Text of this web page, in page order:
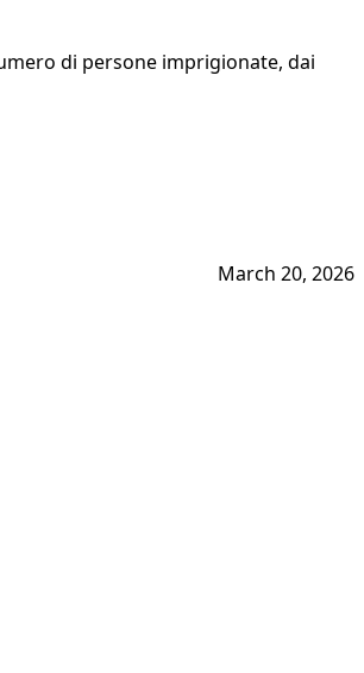
di persone imprigionate, dai
March 20, 2026